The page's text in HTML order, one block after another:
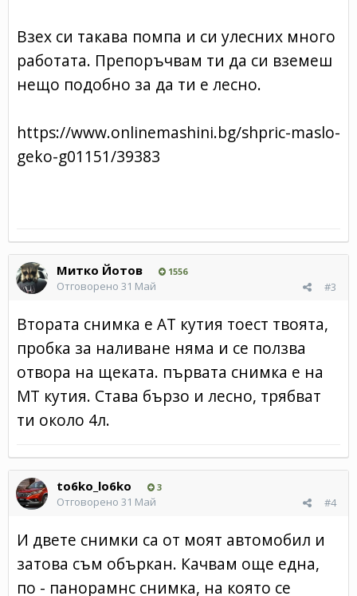
Взех си такава помпа и си улесних много
работата. Препоръчвам ти да си вземеш
нещо подобно за да ти е лесно.
https://www.onlinemashini.bg/shpric-maslo-
geko-g01151/39383
Митко Йотов 1556
#3
Отговорено 31 Май
Втората снимка е АТ кутия тоест твоята,
пробка за наливане няма и се ползва
отвора на щеката. първата снимка е на
МТ кутия. Става бързо и лесно, трябват
ти около 4л.
to6ko_lo6ko 3
#4
Отговорено 31 Май
И двете снимки са от моят автомобил и
затова съм объркан. Качвам още една,
по - панорамнс снимка, на която се